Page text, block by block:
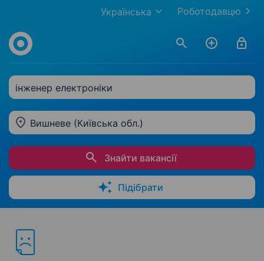
Роботодавцю
Українська
інженер електроніки
Вишневе (Київська обл.)
Знайти вакансії
Підібрати